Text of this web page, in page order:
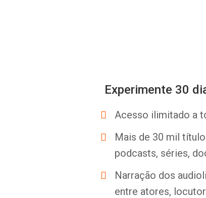
Experimente 30
Acesso ilimitado a
Mais de 30 mil
podcasts, séries,
Narração dos
entre atores,